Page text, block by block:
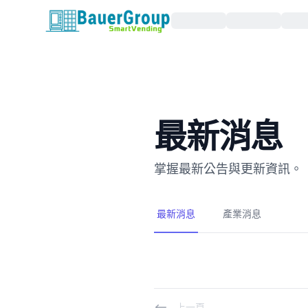
包爾科技
最新消息
掌握最新公告與更新資訊。
最新消息 產業消息